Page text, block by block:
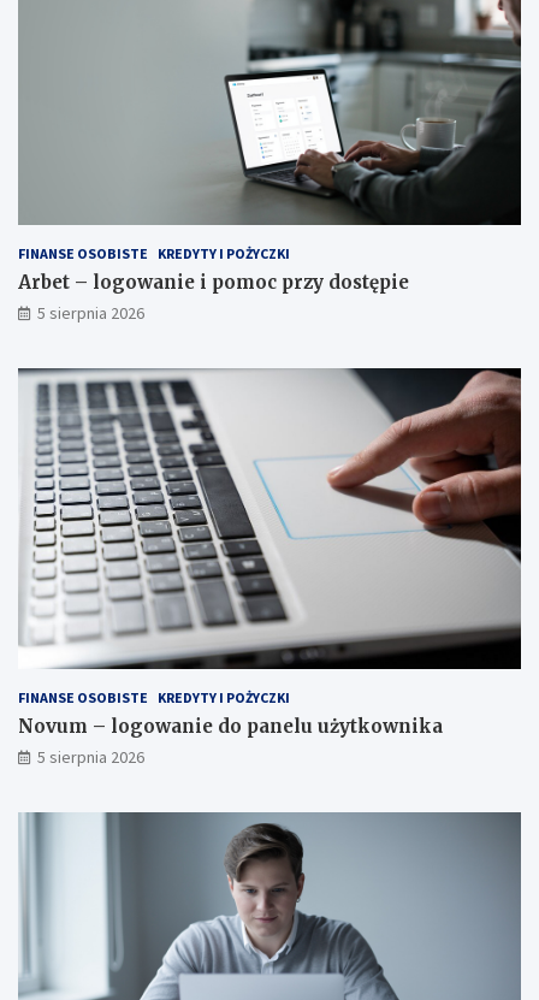
FINANSE OSOBISTE KREDYTY I POŻYCZKI
Arbet – logowanie i pomoc przy dostępie
5 sierpnia 2026
FINANSE OSOBISTE KREDYTY I POŻYCZKI
Novum – logowanie do panelu użytkownika
5 sierpnia 2026